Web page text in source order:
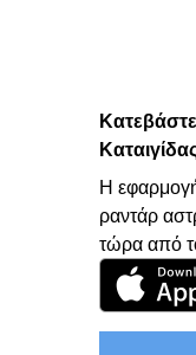
Η
ραντάρ
τώρα από